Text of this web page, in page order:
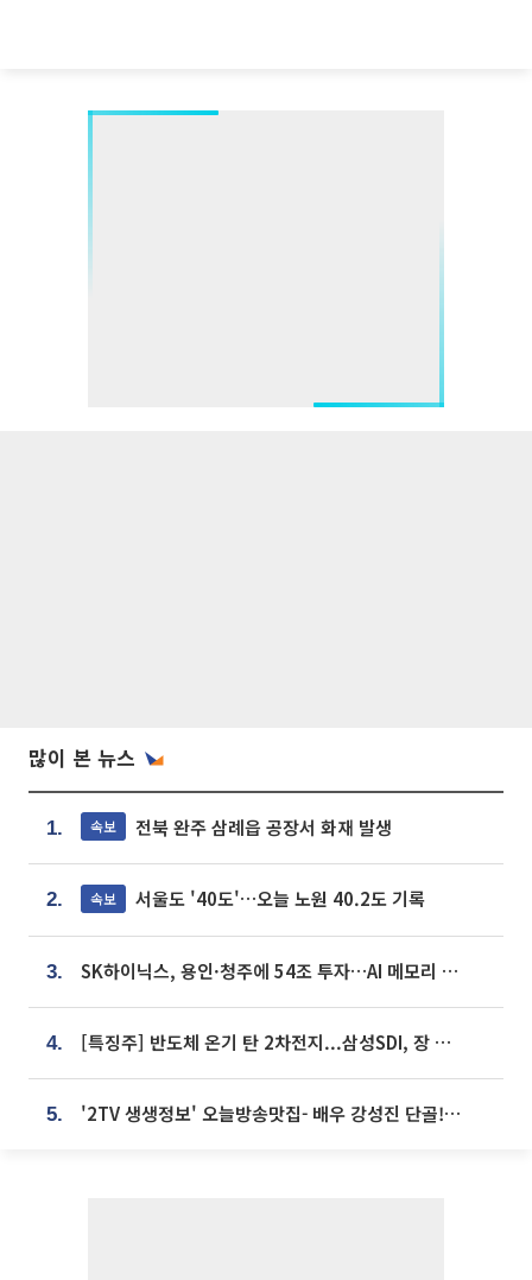
많이 본 뉴스
1. 속보 전북 완주 삼례읍 공장서 화재 발생
2. 속보 서울도 '40도'…오늘 노원 40.2도 기록
3. SK하이닉스, 용인·청주에 54조 투자…AI 메모리 생산기지 키운다
4. [특징주] 반도체 온기 탄 2차전지...삼성SDI, 장 초반 7% 넘게 껑충
5. '2TV 생생정보' 오늘방송맛집- 배우 강성진 단골! 쌀국수ㆍ푸팟퐁 커리 맛집 '블○○○'